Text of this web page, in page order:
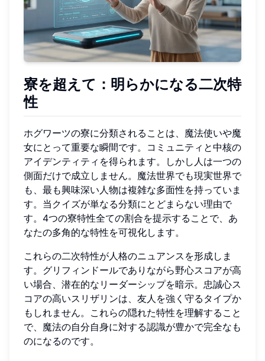
寮を超えて：明らかになる二次特
性
ホグワーツの寮に分類されることは、魔法使いや魔
女にとって重要な瞬間です。コミュニティと中核の
アイデンティティを得られます。しかし人は一つの
側面だけで成立しません。魔法世界でも現実世界で
も、最も興味深い人物は複雑な多面性を持っていま
す。当クイズが単なる分類にとどまらない理由で
す。4つの寮特性全ての割合を提示することで、あ
なたの多角的な特性を可視化します。
これらの二次特性が人格のニュアンスを形成しま
す。グリフィンドールでありながら野心スコアが高
い場合、潜在的なリーダーシップを暗示。忠誠心ス
コアの高いスリザリンは、友人を強く守るタイプか
もしれません。これらの隠れた特性を理解すること
で、魔法の自分自身に対する認識が豊かで完全なも
のになるのです。